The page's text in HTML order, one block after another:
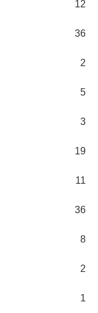
12
36
2
5
3
19
11
36
8
2
1